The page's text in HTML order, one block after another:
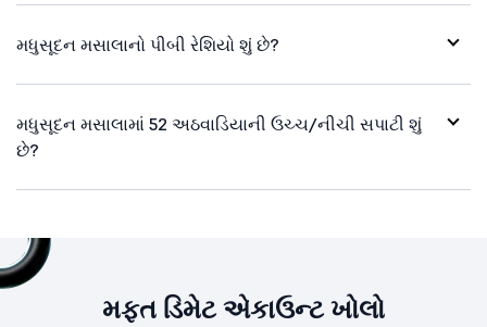
મધુસૂદન મસાલાનો પીબી રેશિયો શું છે?
મધુસૂદન મસાલામાં 52 અઠવાડિયાની ઉચ્ચ/નીચી સપાટી શું
છે?
મફત ડિમેટ એકાઉન્ટ ખોલો